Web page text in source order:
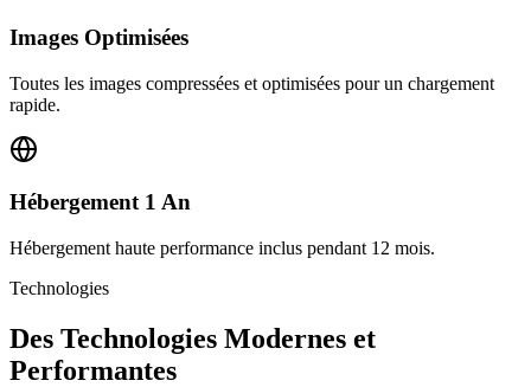
Images Optimisées
Toutes les images compressées et optimisées pour un chargement
rapide.
Hébergement 1 An
Hébergement haute performance inclus pendant 12 mois.
Technologies
Des Technologies Modernes et
Performantes